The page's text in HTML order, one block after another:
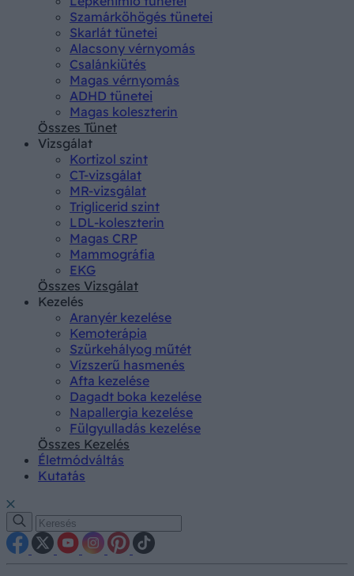
Szamárköhögés tünetei
Skarlát tünetei
Alacsony vérnyomás
Csalánkiütés
Magas vérnyomás
ADHD tünetei
Magas koleszterin
Összes Tünet
Vizsgálat
Kortizol szint
CT-vizsgálat
MR-vizsgálat
Triglicerid szint
LDL-koleszterin
Magas CRP
Mammográfia
EKG
Összes Vizsgálat
Kezelés
Aranyér kezelése
Kemoterápia
Szürkehályog műtét
Vízszerű hasmenés
Afta kezelése
Dagadt boka kezelése
Napallergia kezelése
Fülgyulladás kezelése
Összes Kezelés
Életmódváltás
Kutatás